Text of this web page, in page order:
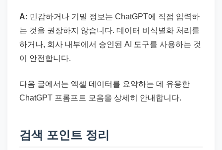
A: 민감하거나 기밀 정보는 ChatGPT에 직접 입력하
는 것을 권장하지 않습니다. 데이터 비식별화 처리를
하거나, 회사 내부에서 승인된 AI 도구를 사용하는 것
이 안전합니다.
다음 글에서는 엑셀 데이터를 요약하는 데 유용한
ChatGPT 프롬프트 모음을 상세히 안내합니다.
검색 포인트 정리